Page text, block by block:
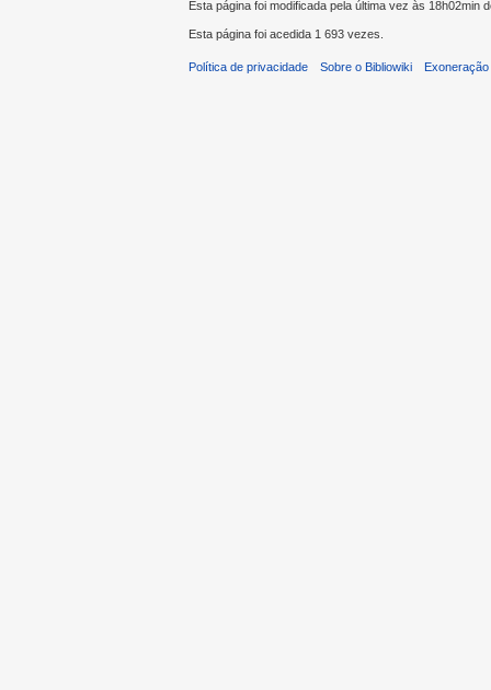
Esta página foi modificada pela última vez às 18h02min
Esta página foi acedida 1 693 vezes.
Política de privacidade Sobre o Bibliowiki